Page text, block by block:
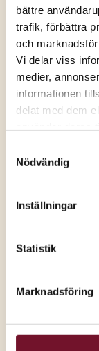
bättre
trafik, förbättra
och
Vi delar viss
medier,
informationen
delat med dem
Nödvändig
Inställningar
Statistik
Marknadsföring
Björn
Björn Hellberg
”Villostråt”.
Villostråt och
höstläsningen
Dela inlägget:
Plats: